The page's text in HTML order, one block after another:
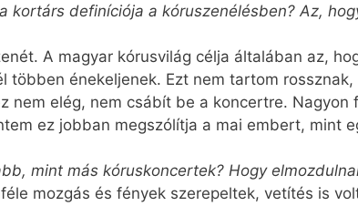
kortárs definíciója a kóruszenélésben? Az,
A magyar kórusvilág célja általában az,
többen énekeljenek. Ezt nem tartom
nem elég, nem csábít be a koncertre.
ez jobban megszólítja a mai embert, mint
mint más kóruskoncertek? Hogy
mozgás és fények szerepeltek, vetítés is